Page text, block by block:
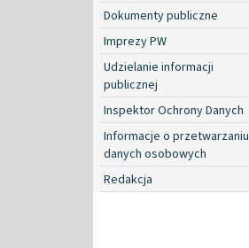
Dokumenty publiczne
Imprezy PW
Udzielanie informacji
publicznej
Inspektor Ochrony Danych
Informacje o przetwarzaniu
danych osobowych
Redakcja